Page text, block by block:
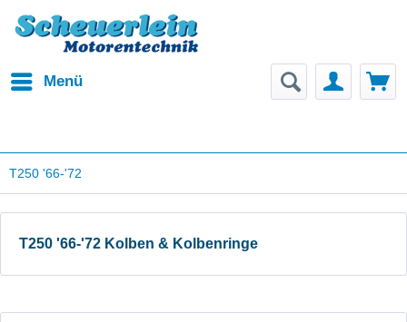
Menü
T250 '66-'72
T250 '66-'72 Kolben & Kolbenringe